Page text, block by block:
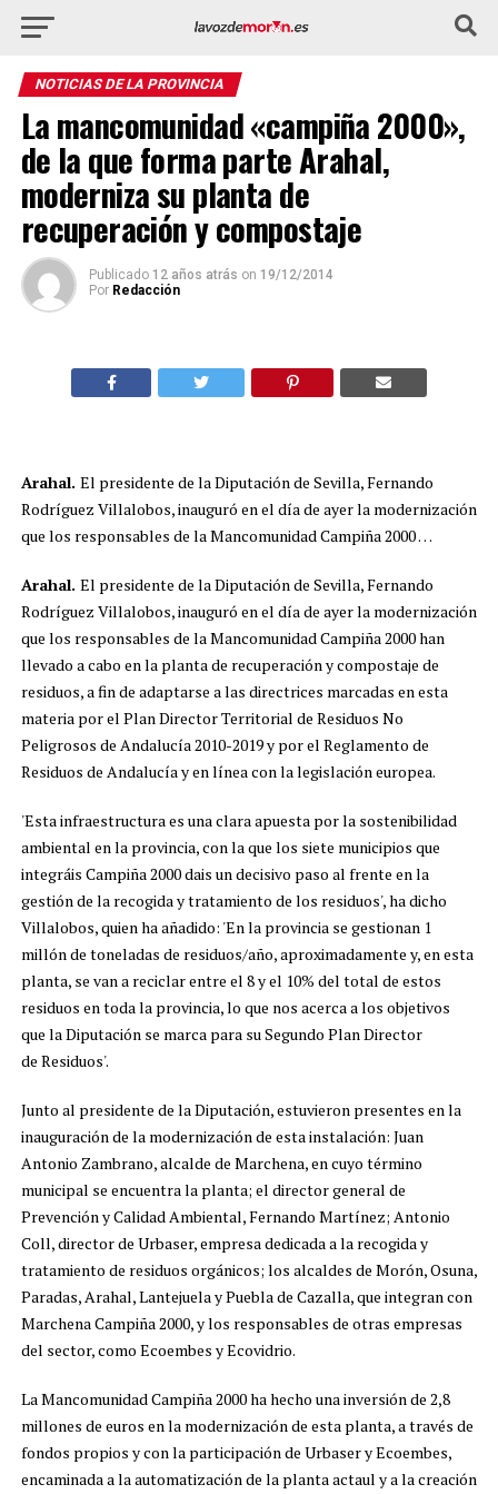
NOTICIAS DE LA PROVINCIA
La mancomunidad «campiña 2000»,
de la que forma parte Arahal,
moderniza su planta de
recuperación y compostaje
Publicado 12 años atrás on 19/12/2014
Por Redacción
Arahal. El presidente de la Diputación de Sevilla, Fernando
Rodríguez Villalobos, inauguró en el día de ayer la modernización
que los responsables de la Mancomunidad Campiña 2000 …
Arahal. El presidente de la Diputación de Sevilla, Fernando
Rodríguez Villalobos, inauguró en el día de ayer la modernización
que los responsables de la Mancomunidad Campiña 2000 han
llevado a cabo en la planta de recuperación y compostaje de
residuos, a fin de adaptarse a las directrices marcadas en esta
materia por el Plan Director Territorial de Residuos No
Peligrosos de Andalucía 2010-2019 y por el Reglamento de
Residuos de Andalucía y en línea con la legislación europea.
'Esta infraestructura es una clara apuesta por la sostenibilidad
ambiental en la provincia, con la que los siete municipios que
integráis Campiña 2000 dais un decisivo paso al frente en la
gestión de la recogida y tratamiento de los residuos', ha dicho
Villalobos, quien ha añadido: 'En la provincia se gestionan 1
millón de toneladas de residuos/año, aproximadamente y, en esta
planta, se van a reciclar entre el 8 y el 10% del total de estos
residuos en toda la provincia, lo que nos acerca a los objetivos
que la Diputación se marca para su Segundo Plan Director
de Residuos'.
Junto al presidente de la Diputación, estuvieron presentes en la
inauguración de la modernización de esta instalación: Juan
Antonio Zambrano, alcalde de Marchena, en cuyo término
municipal se encuentra la planta; el director general de
Prevención y Calidad Ambiental, Fernando Martínez; Antonio
Coll, director de Urbaser, empresa dedicada a la recogida y
tratamiento de residuos orgánicos; los alcaldes de Morón, Osuna,
Paradas, Arahal, Lantejuela y Puebla de Cazalla, que integran con
Marchena Campiña 2000, y los responsables de otras empresas
del sector, como Ecoembes y Ecovidrio.
La Mancomunidad Campiña 2000 ha hecho una inversión de 2,8
millones de euros en la modernización de esta planta, a través de
fondos propios y con la participación de Urbaser y Ecoembes,
encaminada a la automatización de la planta actaul y a la creación